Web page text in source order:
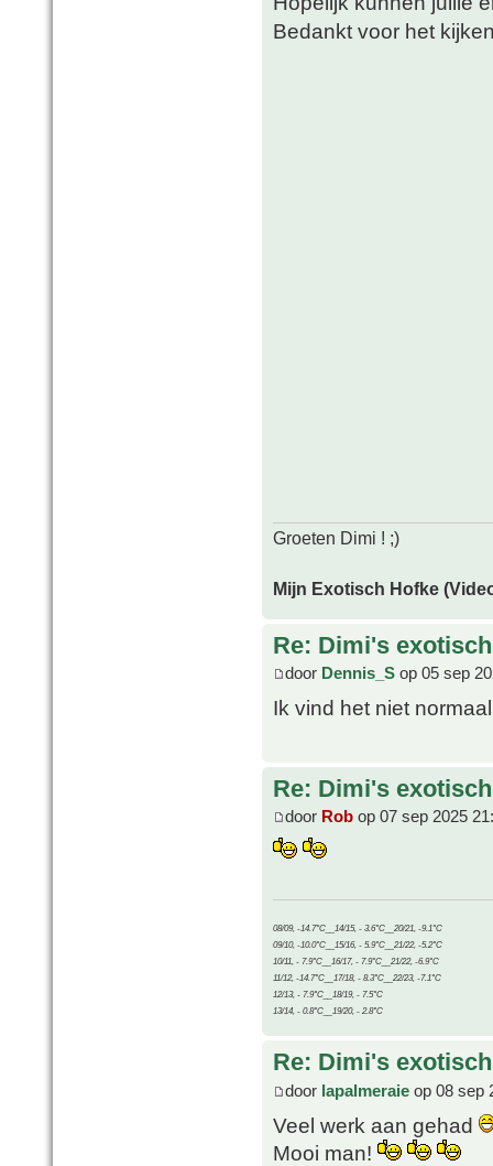
Bedankt voor het
Groeten Dimi ! ;)
Mijn Exotisch Hofke
Re: Dimi's
door Dennis_S op 05 sep
Ik vind het niet
Re: Dimi's
door Rob op 07 sep 2025
08/09, -14.7°C__14/15, - 3.6°C__20/21, -9.1°C
09/10, -10.0°C__15/16, - 5.9°C__21/22, -5.2°C
10/11, - 7.9°C__16/17, - 7.9°C__21/22, -6.9°C
11/12, -14.7°C__17/18, - 8.3°C__22/23, -7.1°C
12/13, - 7.9°C__18/19, - 7.5°C
13/14, - 0.8°C__19/20, - 2.8°C
Re: Dimi's
door lapalmeraie op 08 sep
Veel werk aan gehad
Mooi man!